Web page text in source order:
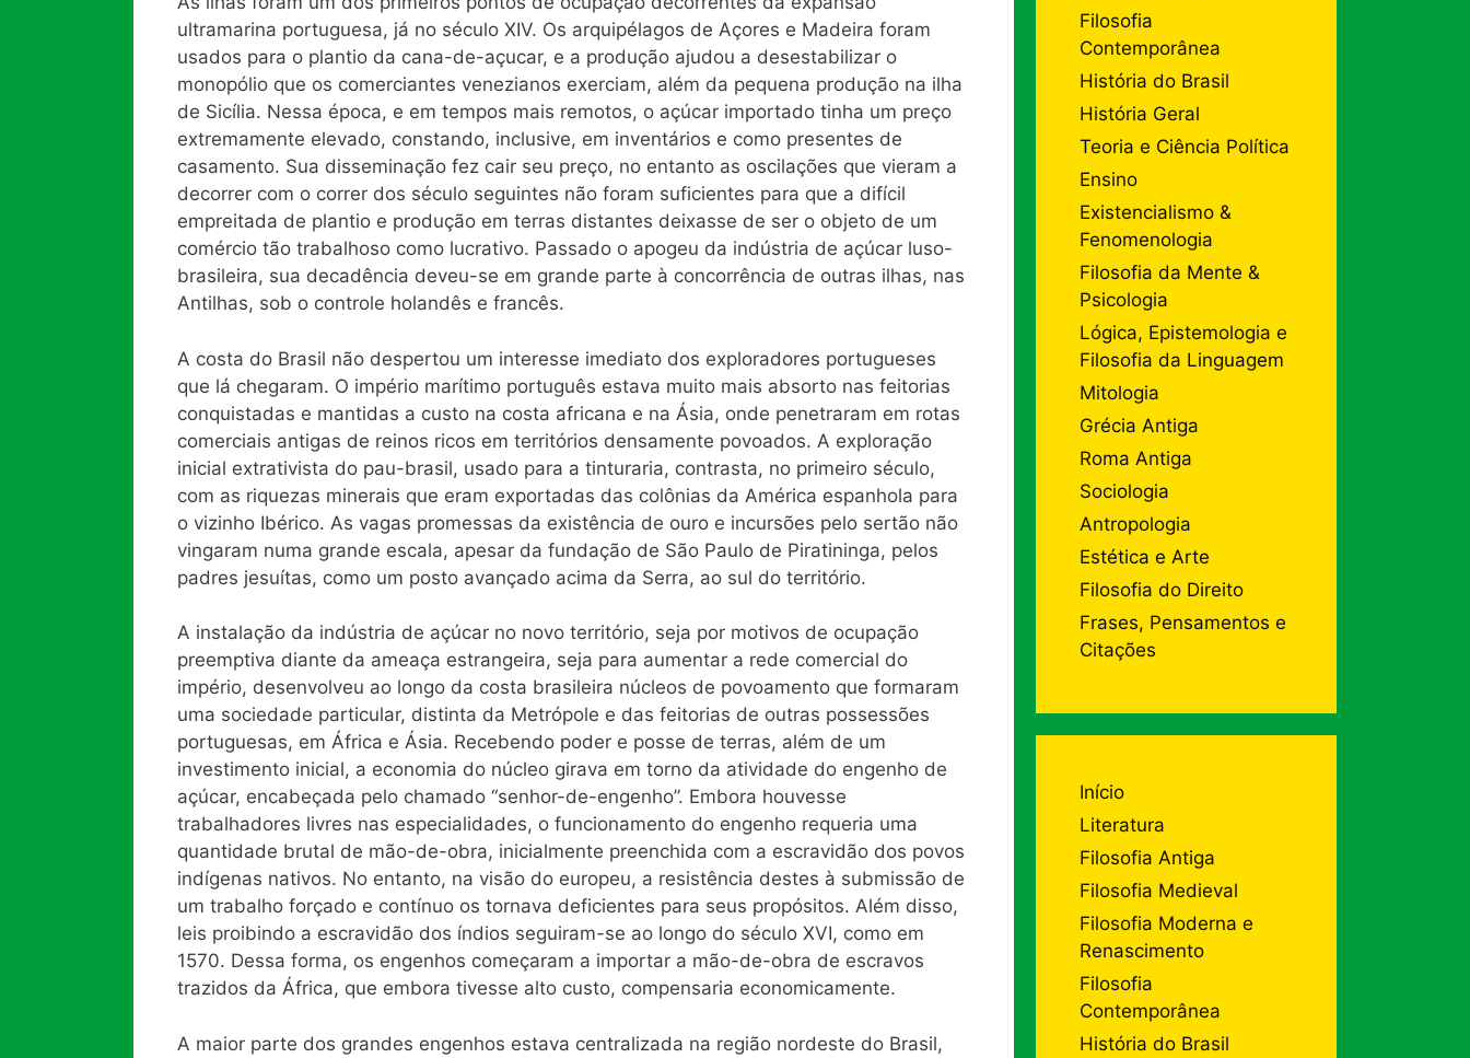
ultramarina portuguesa, já no século XIV. Os arquipélagos de Açores e Madeira foram
usados para o plantio da cana-de-açucar, e a produção ajudou a desestabilizar o
monopólio que os comerciantes venezianos exerciam, além da pequena produção na ilha
de Sicília. Nessa época, e em tempos mais remotos, o açúcar importado tinha um preço
extremamente elevado, constando, inclusive, em inventários e como presentes de
casamento. Sua disseminação fez cair seu preço, no entanto as oscilações que vieram a
decorrer com o correr dos século seguintes não foram suficientes para que a difícil
empreitada de plantio e produção em terras distantes deixasse de ser o objeto de um
comércio tão trabalhoso como lucrativo. Passado o apogeu da indústria de açúcar luso-
brasileira, sua decadência deveu-se em grande parte à concorrência de outras ilhas, nas
Antilhas, sob o controle holandês e francês.
A costa do Brasil não despertou um interesse imediato dos exploradores portugueses
que lá chegaram. O império marítimo português estava muito mais absorto nas feitorias
conquistadas e mantidas a custo na costa africana e na Ásia, onde penetraram em rotas
comerciais antigas de reinos ricos em territórios densamente povoados. A exploração
inicial extrativista do pau-brasil, usado para a tinturaria, contrasta, no primeiro século,
com as riquezas minerais que eram exportadas das colônias da América espanhola para
o vizinho Ibérico. As vagas promessas da existência de ouro e incursões pelo sertão não
vingaram numa grande escala, apesar da fundação de São Paulo de Piratininga, pelos
padres jesuítas, como um posto avançado acima da Serra, ao sul do território.
A instalação da indústria de açúcar no novo território, seja por motivos de ocupação
preemptiva diante da ameaça estrangeira, seja para aumentar a rede comercial do
império, desenvolveu ao longo da costa brasileira núcleos de povoamento que formaram
uma sociedade particular, distinta da Metrópole e das feitorias de outras possessões
portuguesas, em África e Ásia. Recebendo poder e posse de terras, além de um
investimento inicial, a economia do núcleo girava em torno da atividade do engenho de
açúcar, encabeçada pelo chamado “senhor-de-engenho”. Embora houvesse
trabalhadores livres nas especialidades, o funcionamento do engenho requeria uma
quantidade brutal de mão-de-obra, inicialmente preenchida com a escravidão dos povos
indígenas nativos. No entanto, na visão do europeu, a resistência destes à submissão de
um trabalho forçado e contínuo os tornava deficientes para seus propósitos. Além disso,
leis proibindo a escravidão dos índios seguiram-se ao longo do século XVI, como em
1570. Dessa forma, os engenhos começaram a importar a mão-de-obra de escravos
trazidos da África, que embora tivesse alto custo, compensaria economicamente.
A maior parte dos grandes engenhos estava centralizada na região nordeste do Brasil,
Filosofia
Contemporânea
História do Brasil
História Geral
Teoria e Ciência Política
Ensino
Existencialismo &
Fenomenologia
Filosofia da Mente &
Psicologia
Lógica, Epistemologia e
Filosofia da Linguagem
Mitologia
Grécia Antiga
Roma Antiga
Sociologia
Antropologia
Estética e Arte
Filosofia do Direito
Frases, Pensamentos e
Citações
Início
Literatura
Filosofia Antiga
Filosofia Medieval
Filosofia Moderna e
Renascimento
Filosofia
Contemporânea
História do Brasil